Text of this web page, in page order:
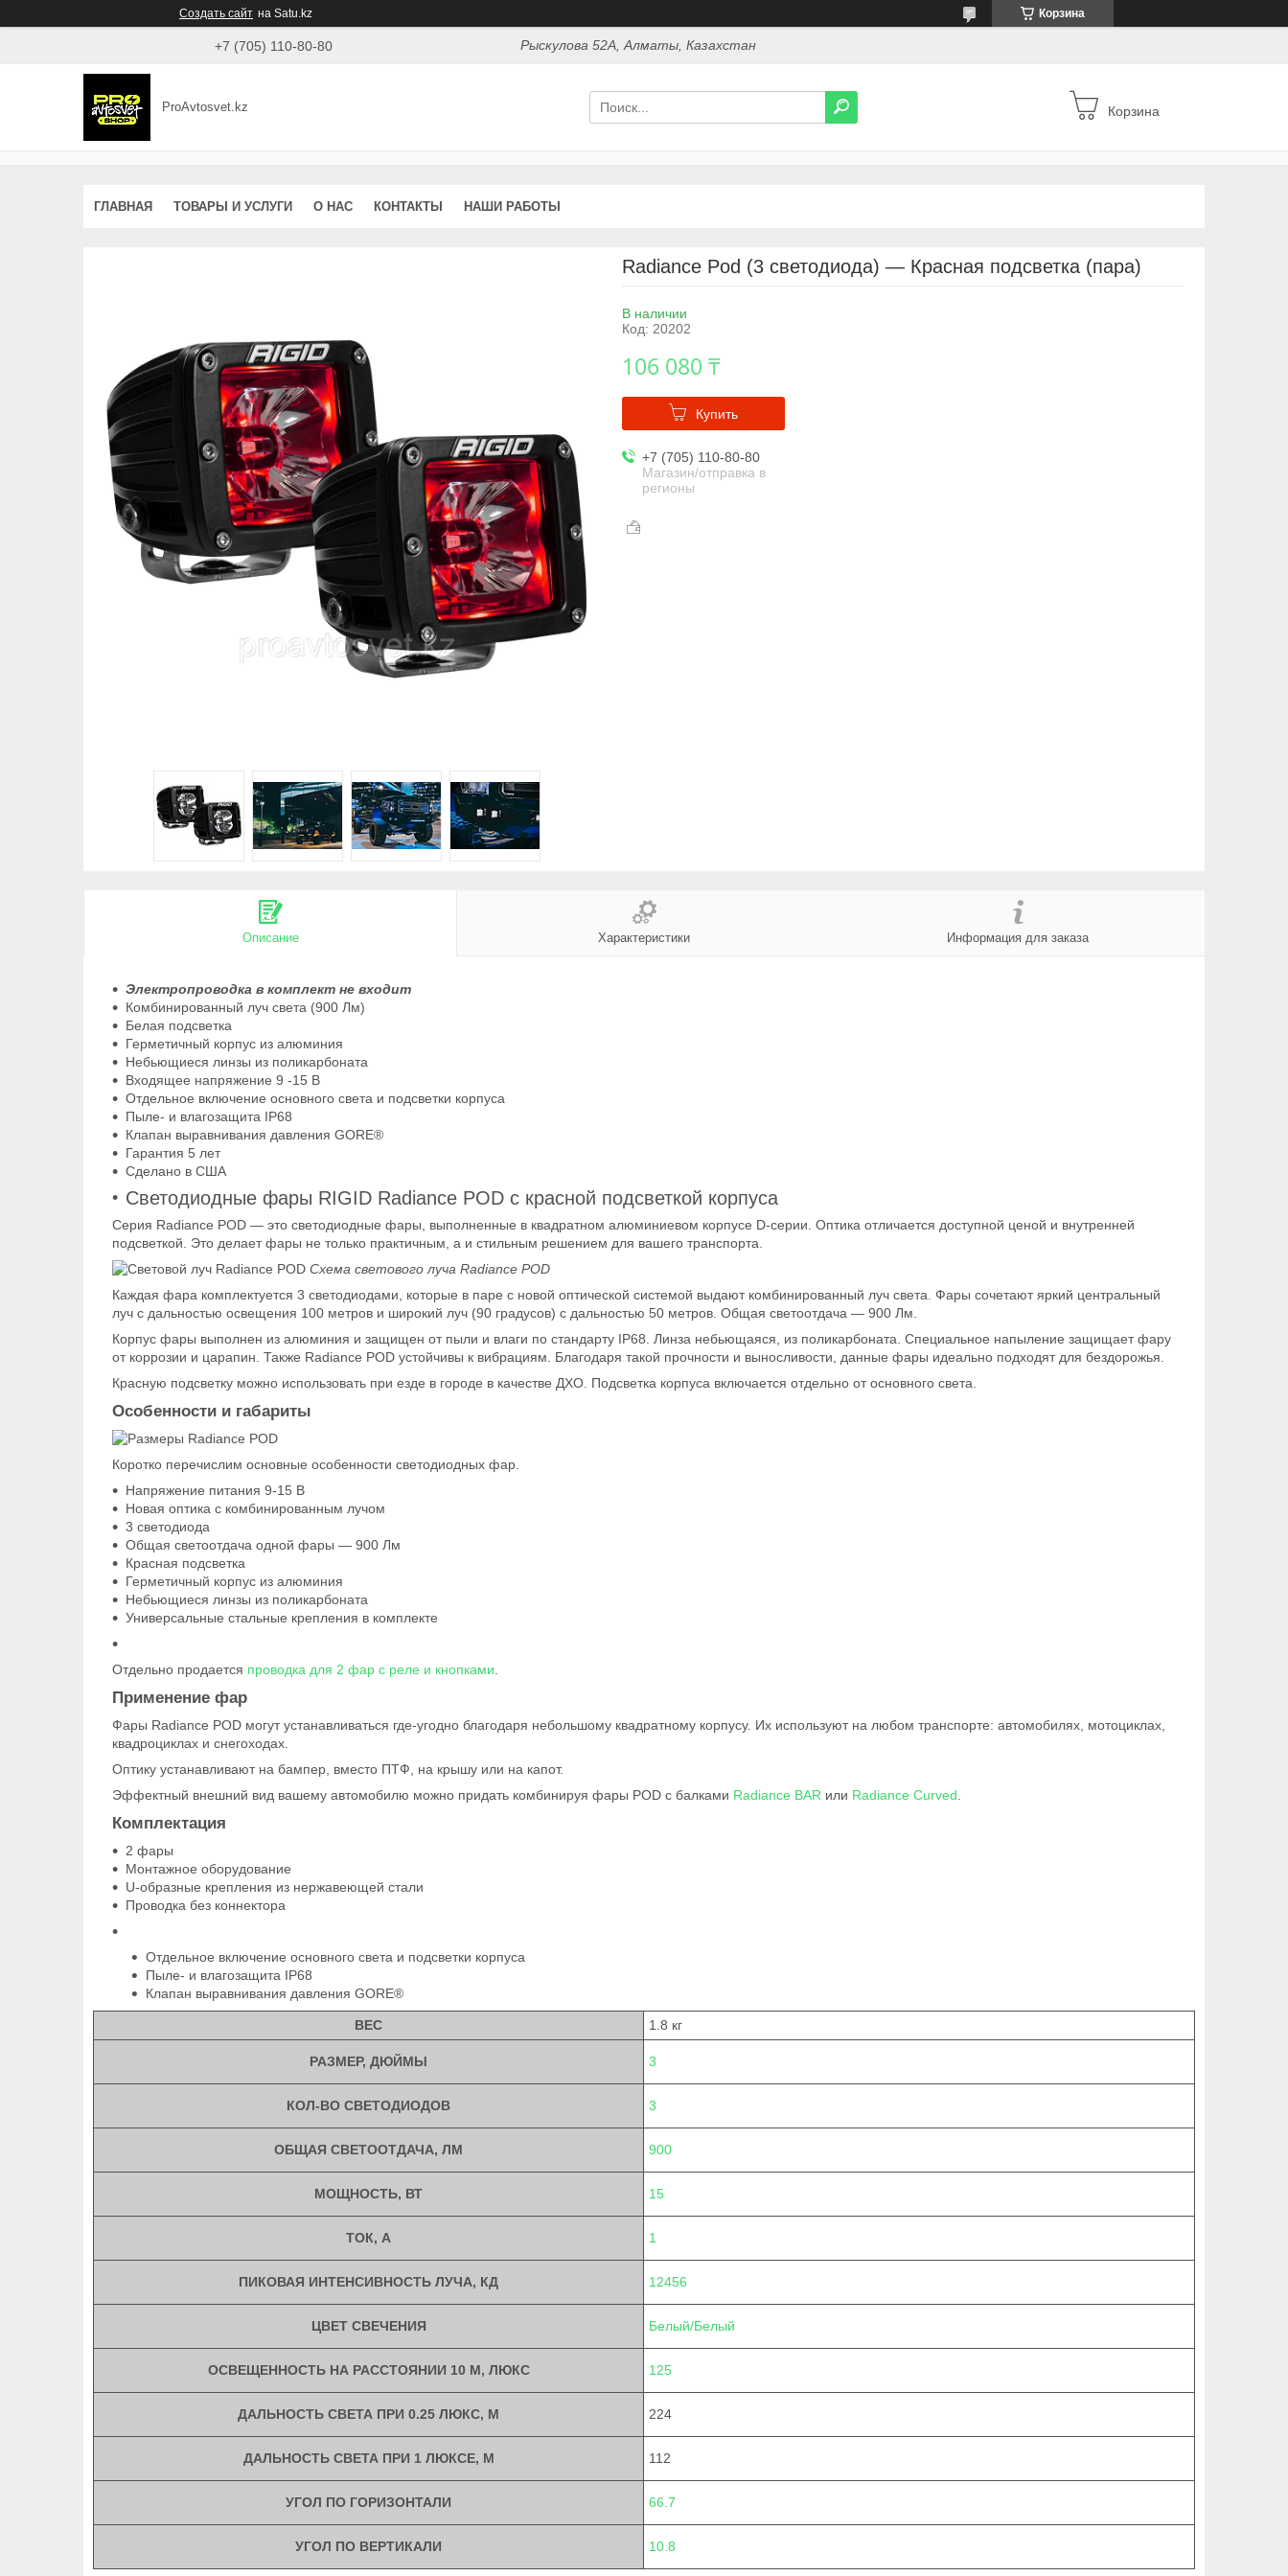
Создать сайт на Satu.kz Корзина
+7 (705) 110-80-80 Рыскулова 52А, Алматы, Казахстан
ProAvtosvet.kz Корзина
ГЛАВНАЯ ТОВАРЫ И УСЛУГИ О НАС КОНТАКТЫ НАШИ РАБОТЫ
Radiance Pod (3 светодиода) — Красная подсветка (пара)
В наличии
Код: 20202
106 080 ₸
Купить
+7 (705) 110-80-80
Магазин/отправка в
регионы
Описание Характеристики Информация для заказа
Электропроводка в комплект не входит
Комбинированный луч света (900 Лм)
Белая подсветка
Герметичный корпус из алюминия
Небьющиеся линзы из поликарбоната
Входящее напряжение 9 -15 В
Отдельное включение основного света и подсветки корпуса
Пыле- и влагозащита IP68
Клапан выравнивания давления GORE®
Гарантия 5 лет
Сделано в США
Светодиодные фары RIGID Radiance POD с красной подсветкой корпуса
Серия Radiance POD — это светодиодные фары, выполненные в квадратном алюминиевом корпусе D-серии. Оптика отличается доступной ценой и внутренней
подсветкой. Это делает фары не только практичным, а и стильным решением для вашего транспорта.
Схема светового луча Radiance POD
Каждая фара комплектуется 3 светодиодами, которые в паре с новой оптической системой выдают комбинированный луч света. Фары сочетают яркий центральный
луч с дальностью освещения 100 метров и широкий луч (90 градусов) с дальностью 50 метров. Общая светоотдача — 900 Лм.
Корпус фары выполнен из алюминия и защищен от пыли и влаги по стандарту IP68. Линза небьющаяся, из поликарбоната. Специальное напыление защищает фару
от коррозии и царапин. Также Radiance POD устойчивы к вибрациям. Благодаря такой прочности и выносливости, данные фары идеально подходят для бездорожья.
Красную подсветку можно использовать при езде в городе в качестве ДХО. Подсветка корпуса включается отдельно от основного света.
Особенности и габариты
Коротко перечислим основные особенности светодиодных фар.
Напряжение питания 9-15 В
Новая оптика с комбинированным лучом
3 светодиода
Общая светоотдача одной фары — 900 Лм
Красная подсветка
Герметичный корпус из алюминия
Небьющиеся линзы из поликарбоната
Универсальные стальные крепления в комплекте
Отдельно продается проводка для 2 фар с реле и кнопками
Применение фар
Фары Radiance POD могут устанавливаться где-угодно благодаря небольшому квадратному корпусу. Их используют на любом транспорте: автомобилях, мотоциклах,
квадроциклах и снегоходах.
Оптику устанавливают на бампер, вместо ПТФ, на крышу или на капот.
Эффектный внешний вид вашему автомобилю можно придать комбинируя фары POD с балками Radiance BAR или Radiance Curved
Комплектация
2 фары
Монтажное оборудование
U-образные крепления из нержавеющей стали
Проводка без коннектора
Отдельное включение основного света и подсветки корпуса
Пыле- и влагозащита IP68
Клапан выравнивания давления GORE®
ВЕС 1.8 кг
РАЗМЕР, ДЮЙМЫ 3
КОЛ-ВО СВЕТОДИОДОВ 3
ОБЩАЯ СВЕТООТДАЧА, ЛМ 900
МОЩНОСТЬ, ВТ 15
ТОК, A 1
ПИКОВАЯ ИНТЕНСИВНОСТЬ ЛУЧА, КД 12456
ЦВЕТ СВЕЧЕНИЯ Белый/Белый
ОСВЕЩЕННОСТЬ НА РАССТОЯНИИ 10 М, ЛЮКС 125
ДАЛЬНОСТЬ СВЕТА ПРИ 0.25 ЛЮКС, М 224
ДАЛЬНОСТЬ СВЕТА ПРИ 1 ЛЮКСЕ, М 112
УГОЛ ПО ГОРИЗОНТАЛИ 66.7
УГОЛ ПО ВЕРТИКАЛИ 10.8